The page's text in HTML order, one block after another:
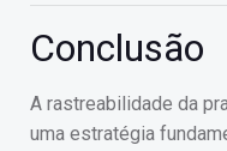
Conclusão
A rastreabilidade da
uma estratégia